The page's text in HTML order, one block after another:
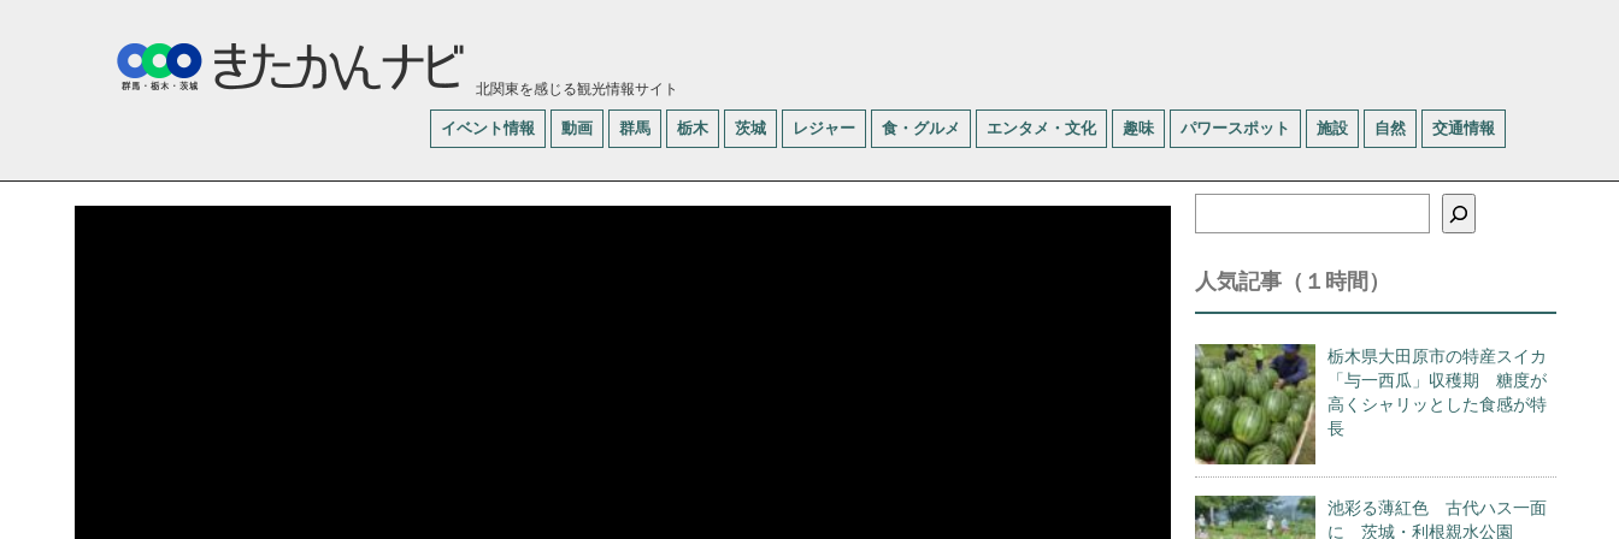
北関東を感じる観光情報サイト
イベント情報 動画 群馬 栃木 茨城 レジャー 食・グルメ エンタメ・文化 趣味 パワースポット 施設 自然 交通情報
索
人気記事（１時間）
栃木県大田原市の特産スイカ
「与一西瓜」収穫期 糖度が
高くシャリッとした食感が特
長
池彩る薄紅色 古代ハス一面
に 茨城・利根親水公園